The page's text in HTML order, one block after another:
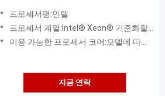
B21 P19719-B21
프로세서명:인텔
프로세서 계열:Intel® Xeon® 기준화할 수 있는 8100/8200 시리즈 Intel® Xeon® 기준화할 수 있는 6100/6200 시리즈 Intel® Xeon® 기준화할 수 있는 510
이용 가능한 프로세서 코어:모델에 따라서, 4 내지 28 핵심
지금 연락